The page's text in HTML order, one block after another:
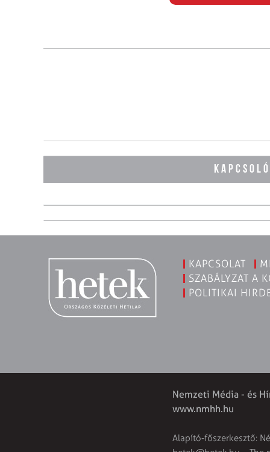
KAPCSOLAT
SZABÁLYZAT A
POLITIKAI
Nemzeti Média - és
www.nmhh.hu
Alapító-főszerkesztő: